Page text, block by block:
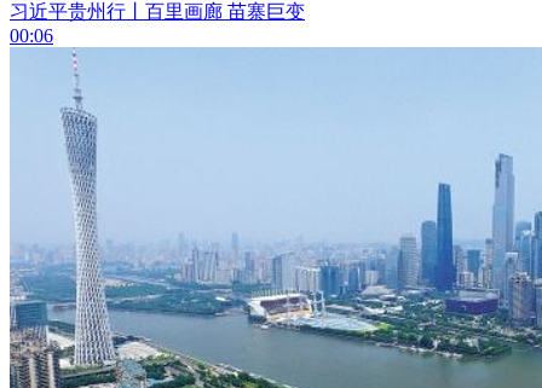
习近平贵州行丨百里画廊 苗寨巨变
00:06